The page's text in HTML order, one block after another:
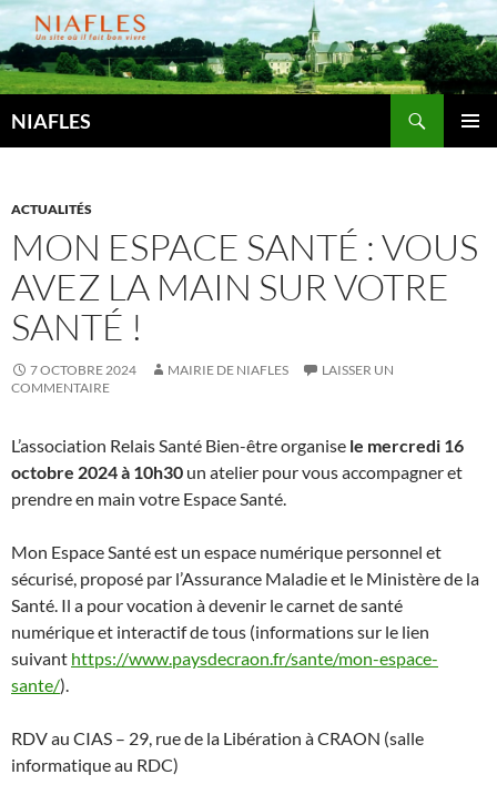
Aller
au
contenu
NIAFLES
ACTUALITÉS
MON ESPACE SANTÉ : VOUS
AVEZ LA MAIN SUR VOTRE
SANTÉ !
7 OCTOBRE 2024 MAIRIE DE NIAFLES
LAISSER UN
COMMENTAIRE
L’association Relais Santé Bien-être organise le mercredi 16
octobre 2024à 10h30 un atelier pour vous accompagner et
prendre en main votre Espace Santé.
Mon Espace Santé est un espace numérique personnel et
sécurisé, proposé par l’Assurance Maladie et le Ministère de la
Santé. Il a pour vocation à devenir le carnet de santé
numérique et interactif de tous (informations sur le lien
suivant https://www.paysdecraon.fr/sante/mon-espace-
sante/).
RDV au CIAS – 29, rue de la Libération à CRAON (salle
informatique au RDC)